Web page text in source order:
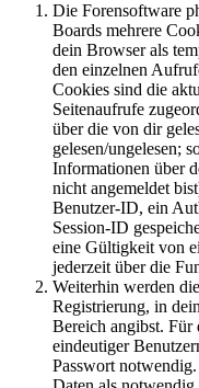
Die Forensoftware
Boards mehrere
dein Browser als
den einzelnen
Cookies sind die
Seitenaufrufe
über die von dir
gelesen/ungelesen;
Informationen über
nicht angemeldet
Benutzer-ID, ein
Session-ID
eine Gültigkeit von
jederzeit über die
Weiterhin werden
Registrierung, in
Bereich angibst. Für
eindeutiger
Passwort